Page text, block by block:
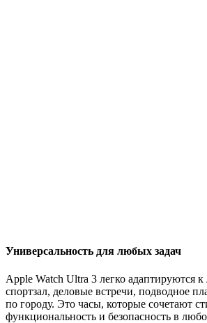
Универсальность для любых задач
Apple Watch Ultra 3 легко адаптируются
спортзал, деловые встречи, подводное
по городу. Это часы, которые сочетают
функциональность и безопасность в